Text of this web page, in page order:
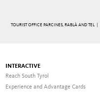
TOURIST OFFICE PARCINES, RABLÀ AND TEL |
INTERACTIVE
Reach South Tyrol
Experience and Advantage Cards